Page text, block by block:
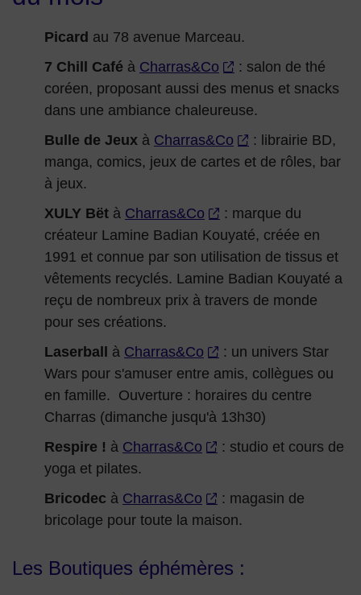
Picard au 78 avenue Marceau.
7 Chill Café à Charras&Co
: salon de thé
coréen, proposant aussi des menus et snacks
dans une ambiance chaleureuse.
Bulle de Jeux à Charras&Co
: librairie BD,
manga, comics, jeux de cartes et de rôles, bar
à jeux.
XULY Bët à Charras&Co
: marque du
créateur Lamine Badian Kouyaté, créée en
1991 et connue par son utilisation de tissus et
vêtements recyclés. Lamine Badian Kouyaté a
reçu de nombreux prix à travers de monde
pour ses créations.
Laserball
à Charras&Co
: un univers Star
Wars pour s'amuser entre amis, collègues ou
en famille. Ouverture : horaires du centre
Charras (dimanche jusqu'à 13h30)
Respire ! à Charras&Co
: studio et cours de
yoga et pilates.
Bricodec à Charras&Co
: magasin de
bricolage pour toute la maison.
Les Boutiques éphémères :